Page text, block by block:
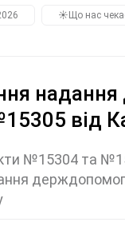
☀️Що нас
від
№15304 та